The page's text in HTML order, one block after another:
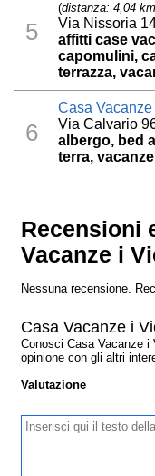
5
(distanza: 4,04
Via Nissoria
affitti case
capomulini,
terrazza,
6
Casa Vacanze
Via Calvario
albergo, bed
terra, vacanze
Recensioni
Vacanze i
Nessuna recensione.
Casa Vacanze i
Conosci Casa Vacanze
opinione con gli altri
Valutazione